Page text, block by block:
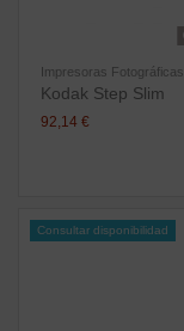
Impresoras Fotográficas
Kodak Step Slim
92,14 €
Consultar disponibilidad